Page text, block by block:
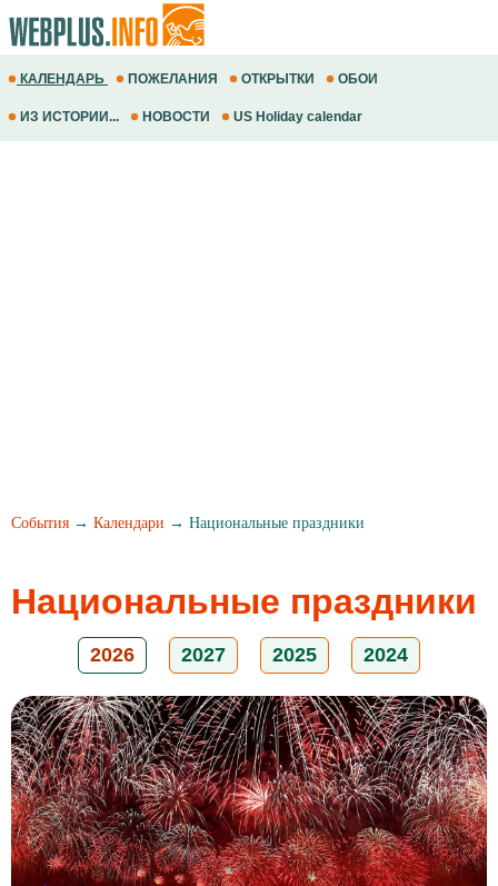
КАЛЕНДАРЬ ПОЖЕЛАНИЯ ОТКРЫТКИ ОБОИ
ИЗ ИСТОРИИ... НОВОСТИ US Holiday calendar
События → Календари → Национальные праздники
Национальные праздники
2026 2027 2025 2024